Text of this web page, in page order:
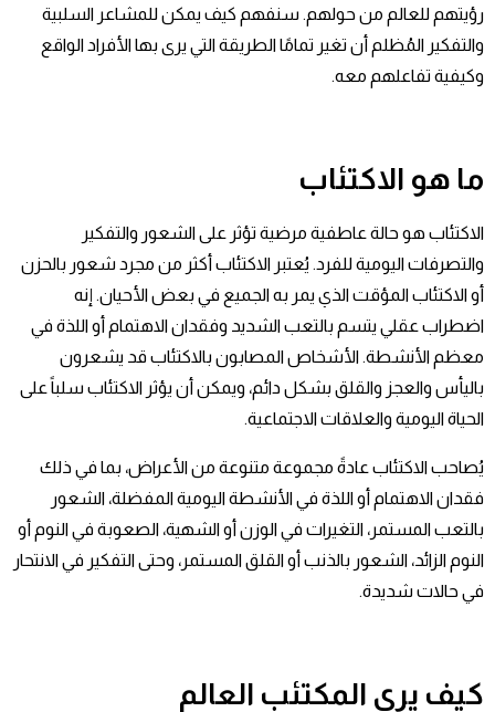
رؤيتهم للعالم من حولهم. سنفهم كيف يمكن للمشاعر السلبية
والتفكير المُظلم أن تغير تمامًا الطريقة التي يرى بها الأفراد الواقع
وكيفية تفاعلهم معه.
ما هو الاكتئاب
الاكتئاب هو حالة عاطفية مرضية تؤثر على الشعور والتفكير
والتصرفات اليومية للفرد. يُعتبر الاكتئاب أكثر من مجرد شعور بالحزن
أو الاكتئاب المؤقت الذي يمر به الجميع في بعض الأحيان. إنه
اضطراب عقلي يتسم بالتعب الشديد وفقدان الاهتمام أو اللذة في
معظم الأنشطة. الأشخاص المصابون بالاكتئاب قد يشعرون
باليأس والعجز والقلق بشكل دائم، ويمكن أن يؤثر الاكتئاب سلباً على
الحياة اليومية والعلاقات الاجتماعية.
يُصاحب الاكتئاب عادةً مجموعة متنوعة من الأعراض، بما في ذلك
فقدان الاهتمام أو اللذة في الأنشطة اليومية المفضلة، الشعور
بالتعب المستمر، التغيرات في الوزن أو الشهية، الصعوبة في النوم أو
النوم الزائد، الشعور بالذنب أو القلق المستمر، وحتى التفكير في الانتحار
في حالات شديدة.
كيف يرى المكتئب العالم